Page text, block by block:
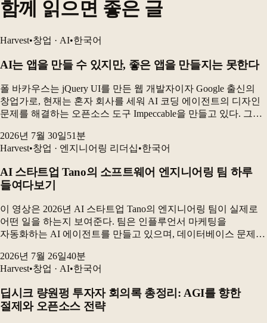
함께 읽으면 좋은 글
Harvest•창업 · AI•한국어
AI는 앱을 만들 수 있지만, 좋은 앱을 만들지는 못한다
폴 바카우스는 jQuery UI를 만든 웹 개발자이자 Google 출신의
창업가로, 현재는 혼자 회사를 세워 AI 코딩 에이전트의 디자인
문제를 해결하는 오픈소스 도구 Impeccable을 만들고 있다. 그는
창의성보다 “무엇을 하지...
2026년 7월 30일51 분
Harvest•창업 · 엔지니어링 리더십•한국어
AI 스타트업 Tano의 소프트웨어 엔지니어링 팀 하루
들여다보기
이 영상은 2026년 AI 스타트업 Tano의 엔지니어링 팀이 실제로
어떤 일을 하는지 보여준다. 팀은 인플루언서 마케팅을
자동화하는 AI 에이전트를 만들고 있으며, 데이터베이스 문제를
제품을 빠르게 개발하고 있다. 가장 큰 변...
2026년 7월 26일40분
Harvest•창업 · AI•한국어
딥시크 량원펑 투자자 회의록 총정리: AGI를 향한
절제와 오픈소스 전략